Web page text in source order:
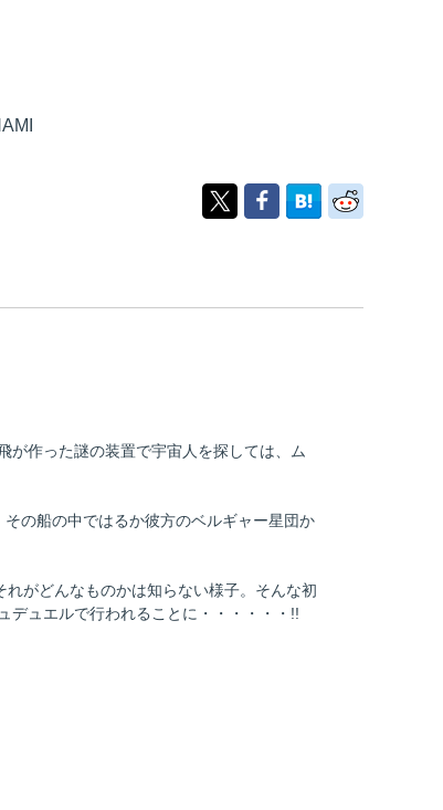
が作った謎の装置で宇宙人を探しては、ム
の船の中ではるか彼方のベルギャー星団か
がどんなものかは知らない様子。そんな初
デュエルで行われることに・・・・・・!!